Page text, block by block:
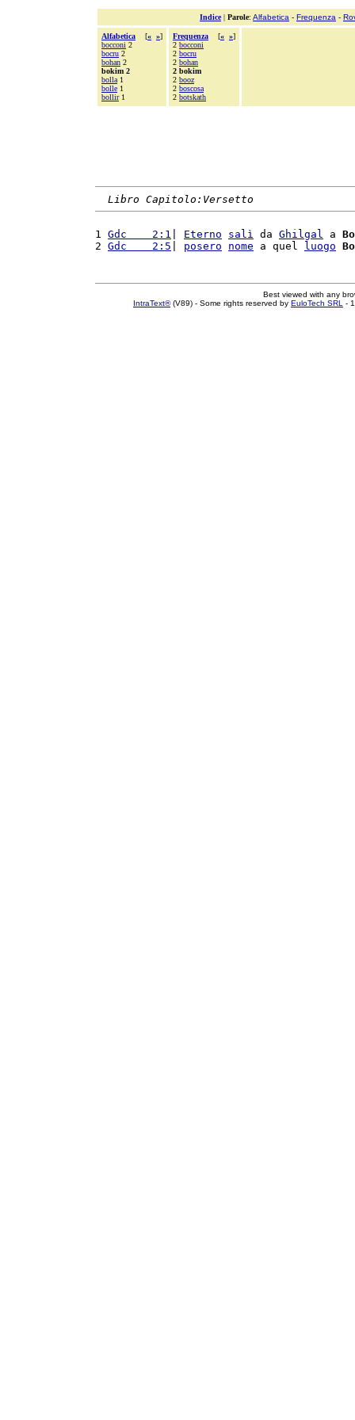
Indice| Parole: Alfabetica - Frequenza -
Alfabetica [« »]
bocconi 2
bocru 2
bohan 2
bokim 2
bolla 1
bolle 1
bollir1
Frequenza [« »]
2 bocconi
2 bocru
2 bohan
2 bokim
2 booz
2 boscosa
2 botskath
Libro Capitolo:Versetto
1 Gdc    2:1 Eterno salì da Ghilgal a
2 Gdc    2:5 posero nome a quel luogo
Best viewed with any
IntraText®(V89) - Some rights reserved by EuloTech SRL -